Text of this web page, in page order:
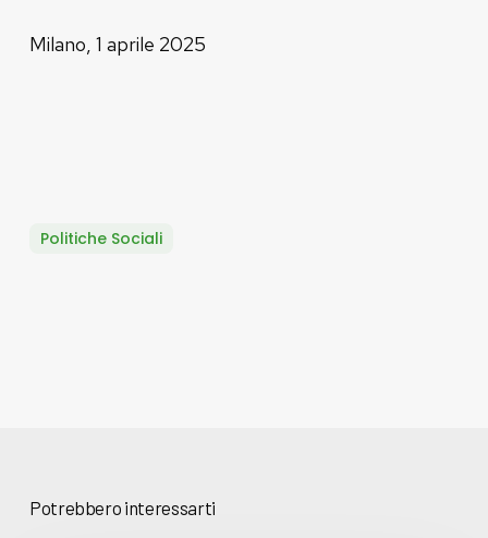
Milano, 1 aprile 2025
Politiche Sociali
Potrebbero interessarti